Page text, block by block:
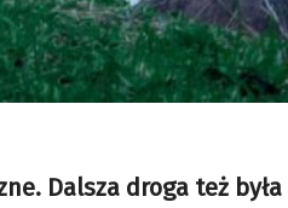
Dalsza droga też